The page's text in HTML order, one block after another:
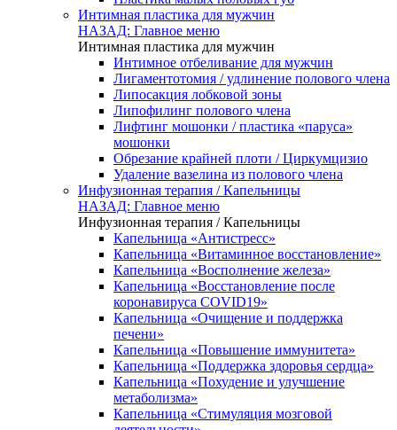
Интимная пластика для мужчин
НАЗАД: Главное меню
Интимная пластика для мужчин
Интимное отбеливание для мужчин
Лигаментотомия / удлинение полового члена
Липосакция лобковой зоны
Липофилинг полового члена
Лифтинг мошонки / пластика «паруса»
мошонки
Обрезание крайней плоти / Циркумцизио
Удаление вазелина из полового члена
Инфузионная терапия / Капельницы
НАЗАД: Главное меню
Инфузионная терапия / Капельницы
Капельница «Антистресс»
Капельница «Витаминное восстановление»
Капельница «Восполнение железа»
Капельница «Восстановление после
коронавируса COVID19»
Капельница «Очищение и поддержка
печени»
Капельница «Повышение иммунитета»
Капельница «Поддержка здоровья сердца»
Капельница «Похудение и улучшение
метаболизма»
Капельница «Стимуляция мозговой